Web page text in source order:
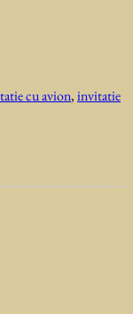
cu avion,invitatie